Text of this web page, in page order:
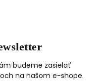
budeme zasielať
na našom e-shope.